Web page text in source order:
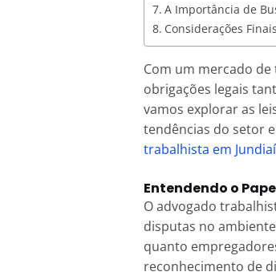
A Importância de
Considerações
Com um mercado
obrigações legais
vamos explorar as
tendências do setor
trabalhista em Jundiaí
Entendendo o
O advogado
disputas no
quanto
reconhecimento de